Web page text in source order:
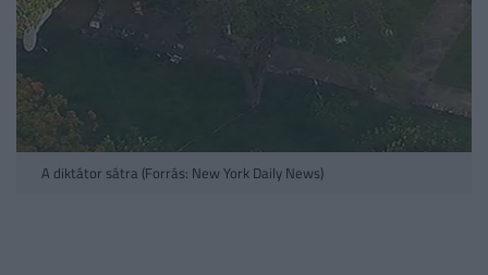
A diktátor sátra (Forrás: New York Daily News)